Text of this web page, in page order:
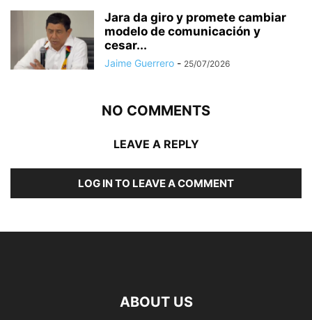
Jara da giro y promete cambiar
modelo de comunicación y
cesar...
Jaime Guerrero - 25/07/2026
NO COMMENTS
LEAVE A REPLY
LOG IN TO LEAVE A COMMENT
ABOUT US